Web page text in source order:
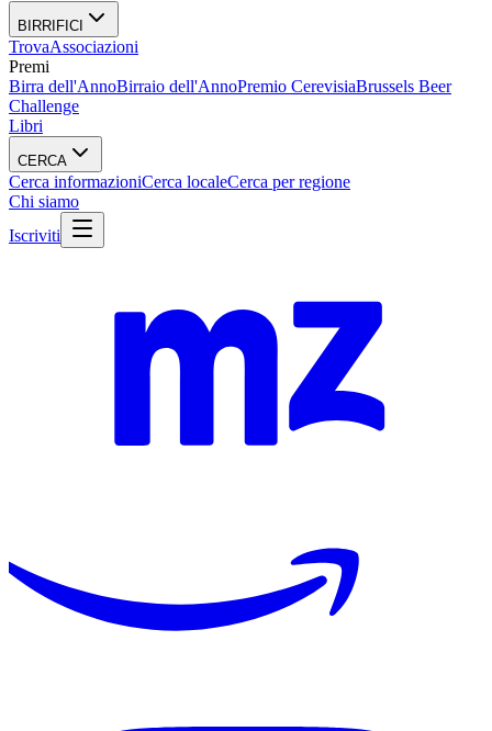
BIRRIFICI
TrovaAssociazioni
Premi
Birra dell'AnnoBirraio dell'AnnoPremio CerevisiaBrussels Beer
Challenge
Libri
CERCA
Cerca informazioniCerca localeCerca per regione
Chi siamo
Iscriviti